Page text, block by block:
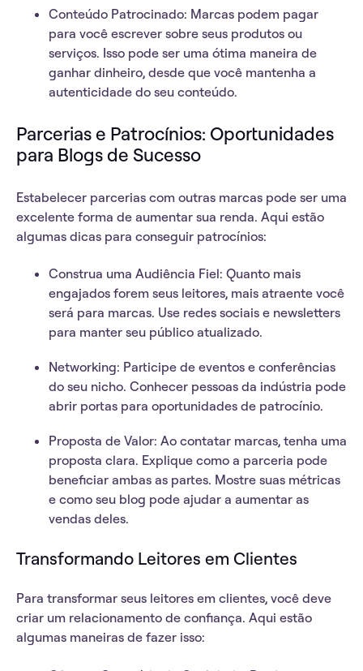
Conteúdo Patrocinado: Marcas podem pagar
para você escrever sobre seus produtos ou
serviços. Isso pode ser uma ótima maneira de
ganhar dinheiro, desde que você mantenha a
autenticidade do seu conteúdo.
Parcerias e Patrocínios: Oportunidades
para Blogs de Sucesso
Estabelecer parcerias com outras marcas pode ser uma
excelente forma de aumentar sua renda. Aqui estão
algumas dicas para conseguir patrocínios:
Construa uma Audiência Fiel: Quanto mais
engajados forem seus leitores, mais atraente você
será para marcas. Use redes sociais e newsletters
para manter seu público atualizado.
Networking: Participe de eventos e conferências
do seu nicho. Conhecer pessoas da indústria pode
abrir portas para oportunidades de patrocínio.
Proposta de Valor: Ao contatar marcas, tenha uma
proposta clara. Explique como a parceria pode
beneficiar ambas as partes. Mostre suas métricas
e como seu blog pode ajudar a aumentar as
vendas deles.
Transformando Leitores em Clientes
Para transformar seus leitores em clientes, você deve
criar um relacionamento de confiança. Aqui estão
algumas maneiras de fazer isso: